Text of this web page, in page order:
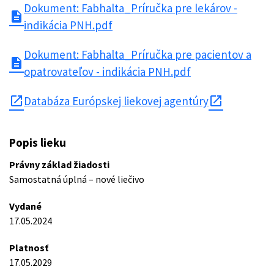
description
Dokument: Fabhalta_Príručka pre lekárov -
indikácia PNH.pdf
description
Dokument: Fabhalta_Príručka pre pacientov a
opatrovateľov - indikácia PNH.pdf
open_in_new Databáza Európskej liekovej agentúry
Popis lieku
Právny základ žiadosti
Samostatná úplná – nové liečivo
Vydané
17.05.2024
Platnosť
17.05.2029